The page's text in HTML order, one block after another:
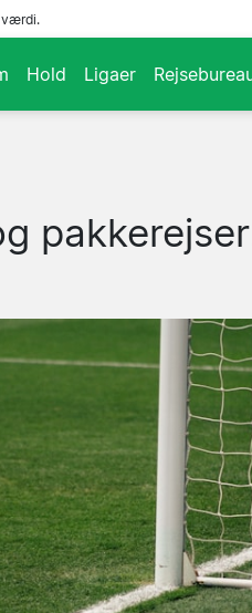
værdi.
Hold Ligaer